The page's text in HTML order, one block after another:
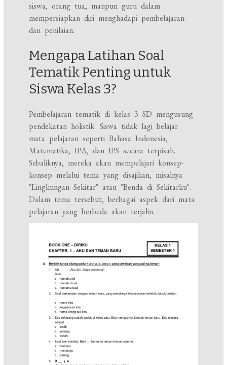
siswa, orang tua, maupun guru dalam
mempersiapkan diri menghadapi pembelajaran
dan penilaian.
Mengapa Latihan Soal
Tematik Penting untuk
Siswa Kelas 3?
Pembelajaran tematik di kelas 3 SD mengusung
pendekatan holistik. Siswa tidak lagi belajar
mata pelajaran seperti Bahasa Indonesia,
Matematika, IPA, dan IPS secara terpisah.
Sebaliknya, mereka akan mempelajari konsep-
konsep melalui tema yang disajikan, misalnya
"Lingkungan Sekitar" atau "Benda di Sekitarku".
Dalam tema tersebut, berbagai aspek dari mata
pelajaran yang berbeda akan terjalin.